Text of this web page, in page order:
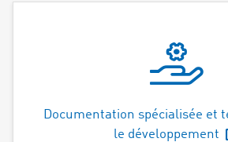
Documentation spécialisée et
le développement